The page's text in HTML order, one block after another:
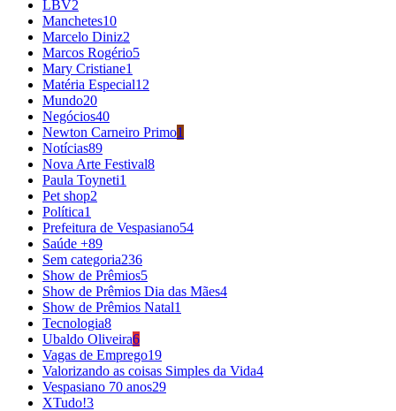
LBV2
Manchetes10
Marcelo Diniz2
Marcos Rogério5
Mary Cristiane1
Matéria Especial12
Mundo20
Negócios40
Newton Carneiro Primo1
Notícias89
Nova Arte Festival8
Paula Toyneti1
Pet shop2
Política1
Prefeitura de Vespasiano54
Saúde +89
Sem categoria236
Show de Prêmios5
Show de Prêmios Dia das Mães4
Show de Prêmios Natal1
Tecnologia8
Ubaldo Oliveira6
Vagas de Emprego19
Valorizando as coisas Simples da Vida4
Vespasiano 70 anos29
XTudo!3